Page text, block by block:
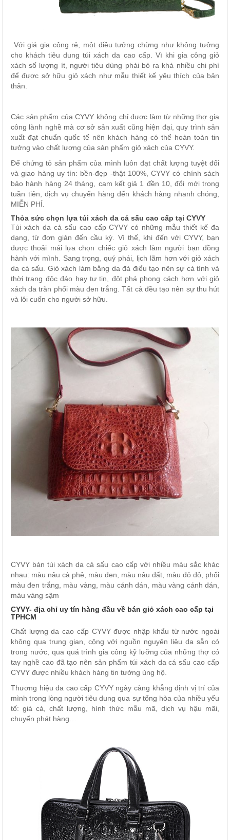
Với giá gia công rẻ, một điều tưởng chừng như không tưởng
cho khách tiêu dung túi xách da cao cấp. Vì khi gia công giỏ
xách số lượng ít, người tiêu dùng phải bỏ ra khá nhiều chi phí
để được sở hữu giỏ xách như mẫu thiết kế yêu thích của bản
thân.
Các sản phẩm của CYVY không chỉ được làm từ những thợ gia
công lành nghề mà cơ sở sản xuất cũng hiện đại, quy trình sản
xuất đạt chuẩn quốc tế nên khách hàng có thể hoàn toàn tin
tưởng vào chất lượng của sản phẩm giỏ xách của CYVY.
Để chứng tỏ sản phẩm của mình luôn đạt chất lượng tuyệt đối
và giao hàng uy tín: bền-đẹp -thật 100%, CYVY có chính sách
bảo hành hàng 24 tháng, cam kết giả 1 đền 10, đổi mới trong
tuần tiên, dịch vụ chuyển hàng đến khách hàng nhanh chóng,
MIỄN PHÍ.
Thỏa sức chọn lựa túi xách da cá sấu cao cấp tại CYVY
Túi xách da cá sấu cao cấp CYVY có những mẫu thiết kế đa
dạng, từ đơn giản đến cầu kỳ. Vì thế, khi đến với CYVY, bạn
được thoải mái lựa chọn chiếc giỏ xách làm người bạn đồng
hành với mình. Sang trọng, quý phái, lịch lãm hơn với giỏ xách
da cá sấu. Giỏ xách làm bằng da đà điểu tạo nên sự cá tính và
thời trang độc đáo hay tự tin, đột phá phong cách hơn với giỏ
xách da trăn phối màu đen trắng. Tất cả đều tạo nên sự thu hút
và lôi cuốn cho người sở hữu.
CYVY bán túi xách da cá sấu cao cấp với nhiều màu sắc khác
nhau: màu nâu cà phê, màu đen, màu nâu đất, màu đỏ đô, phối
màu đen trắng, màu vàng, màu cánh dán, màu vàng cánh dán,
màu vàng sậm
CYVY- địa chỉ uy tín hàng đầu về bán giỏ xách cao cấp tại
TPHCM
Chất lượng da cao cấp CYVY được nhập khẩu từ nước ngoài
không qua trung gian, cộng với nguồn nguyên liệu da sẵn có
trong nước, qua quá trình gia công kỹ lưỡng của những thợ có
tay nghề cao đã tạo nên sản phẩm túi xách da cá sấu cao cấp
CYVY được nhiều khách hàng tin tưởng ủng hộ.
Thương hiệu da cao cấp CYVY ngày càng khẳng định vị trí của
mình trong lòng người tiêu dung qua sự tổng hòa của nhiều yếu
tố: giá cả, chất lượng, hình thức mẫu mã, dịch vụ hậu mãi,
chuyển phát hàng…